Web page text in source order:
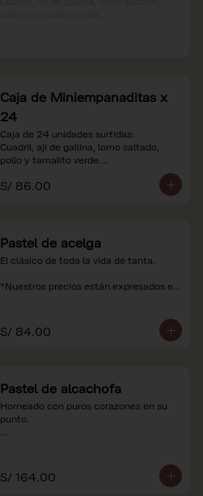
Caja de Miniempanaditas x
24
Caja de 24 unidades surtidas:
Cuadril, ají de gallina, lomo saltado,
pollo y tamalito verde.
*Nuestros precios están expresados en
S/ 86.00
Pastel de acelga
El clásico de toda la vida de tanta.
*Nuestros precios están expresados en
S/ 84.00
Pastel de alcachofa
Horneado con puros corazones en su
punto.
S/ 164.00